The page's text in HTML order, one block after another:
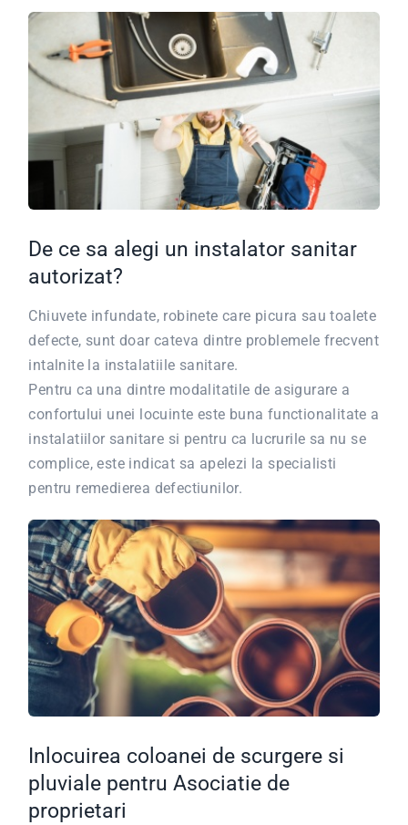
De ce sa alegi un instalator sanitar
autorizat?
Chiuvete infundate, robinete care picura sau toalete
defecte, sunt doar cateva dintre problemele frecvent
intalnite la instalatiile sanitare.
Pentru ca una dintre modalitatile de asigurare a
confortului unei locuinte este buna functionalitate a
instalatiilor sanitare si pentru ca lucrurile sa nu se
complice, este indicat sa apelezi la specialisti
pentru remedierea defectiunilor.
Inlocuirea coloanei de scurgere si
pluviale pentru Asociatie de
proprietari